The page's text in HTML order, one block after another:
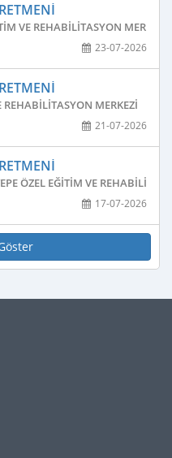
VE REHABILITASYON MERKEZI
23-07-2026
REHABILITASYON MERKEZI
21-07-2026
ÖZEL EĞITIM VE
17-07-2026